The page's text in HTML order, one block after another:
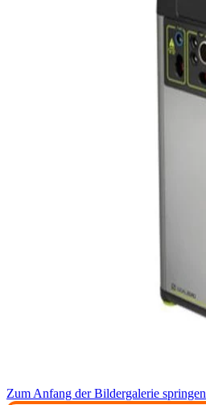
Zum Anfang der Bildergalerie springen